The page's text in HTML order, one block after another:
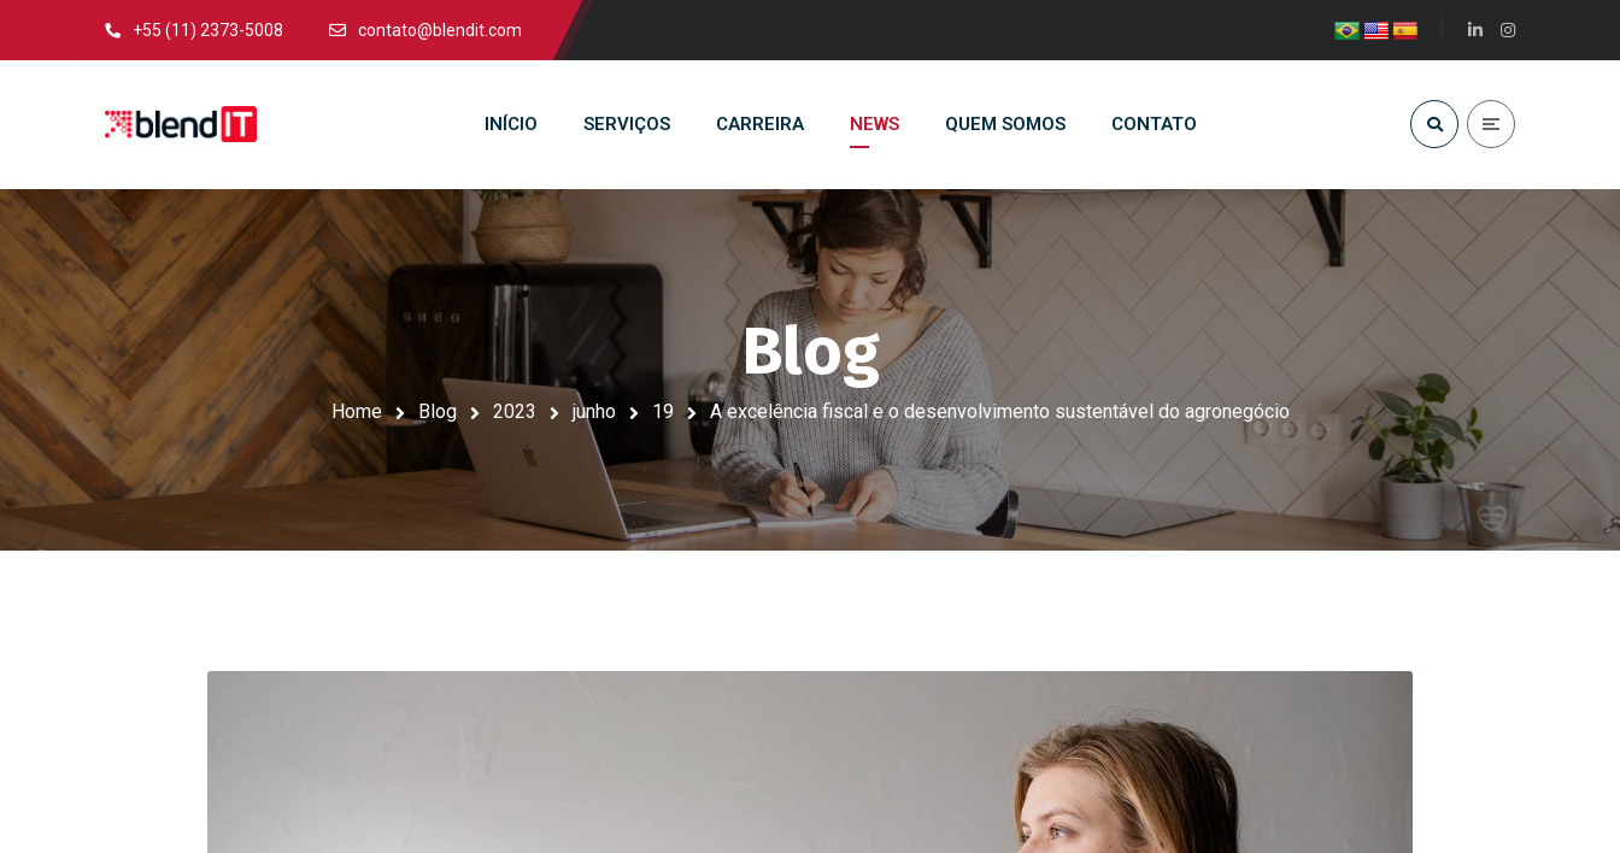
+55 (11) 2373-5008 contato@blendit.com
INÍCIO SERVIÇOS CARREIRA NEWS QUEM SOMOS CONTATO
Blog
Home Blog 2023 junho 19 A excelência fiscal e o desenvolvimento sustentável do agronegócio